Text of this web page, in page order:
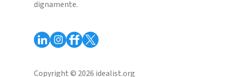
dignamente.
Copyright © 2026 idealist.org